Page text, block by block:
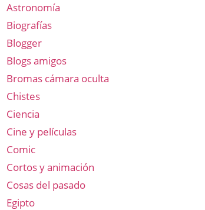
Astronomía
Biografías
Blogger
Blogs amigos
Bromas cámara oculta
Chistes
Ciencia
Cine y películas
Comic
Cortos y animación
Cosas del pasado
Egipto